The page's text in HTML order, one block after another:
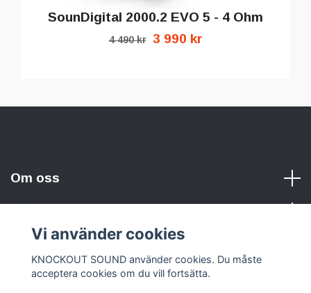
SounDigital 2000.2 EVO 5 - 4 Ohm
4 490 kr 3 990 kr
Om oss
Sociala medier
Vi använder cookies
KNOCKOUT SOUND använder cookies. Du måste
acceptera cookies om du vill fortsätta.